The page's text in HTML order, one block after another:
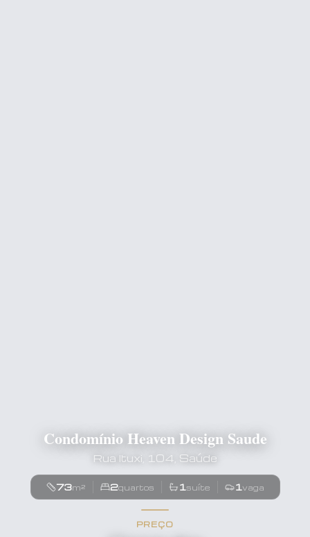
Condomínio Heaven Design Saude
Rua Ituxi, 104, Saúde
73m² 2quartos 1suíte 1vaga
PREÇO